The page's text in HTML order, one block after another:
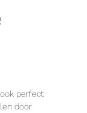
perfect
door